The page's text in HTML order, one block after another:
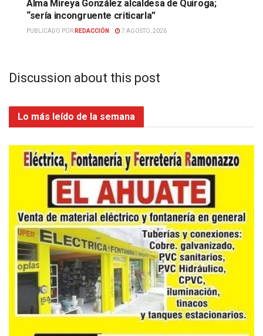
Alma Mireya González alcaldesa de Quiroga;
“sería incongruente criticarla”
PUBLICADO POR REDACCIÓN 7 AGOSTO, 2026
Discussion about this post
Lo más leído de la semana